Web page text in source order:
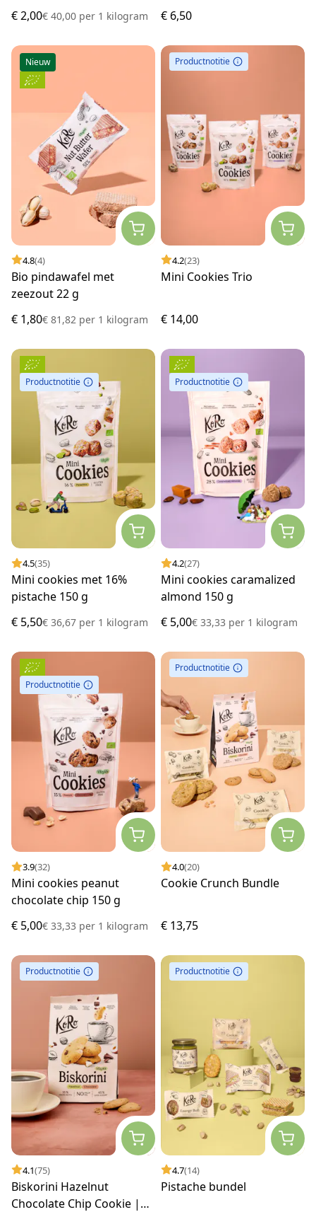
€ 2,00€ 40,00 per 1 kilogram
€ 6,50
Nieuw
4.8(4)
Bio pindawafel met
zeezout 22 g
€ 1,80€ 81,82 per 1 kilogram
Productnotitie
4.2(23)
Mini Cookies Trio
€ 14,00
Productnotitie
4.5(35)
Mini cookies met 16%
pistache 150 g
€ 5,50€ 36,67 per 1 kilogram
Productnotitie
4.2(27)
Mini cookies caramalized
almond 150 g
€ 5,00€ 33,33 per 1 kilogram
Productnotitie
3.9(32)
Mini cookies peanut
chocolate chip 150 g
€ 5,00€ 33,33 per 1 kilogram
Productnotitie
4.0(20)
Cookie Crunch Bundle
€ 13,75
Productnotitie
4.1(75)
Biskorini Hazelnut
Chocolate Chip Cookie |
Productnotitie
4.7(14)
Pistache bundel